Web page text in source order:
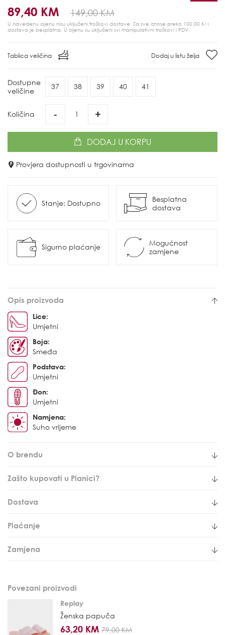
89,40 KM 149,00 KM
U navedenu cijenu nisu uključeni troškovi dostave. Za sve iznose preko 100,00 KM
dostava je besplatna. U cijenu su uključeni svi manipulativni troškovi i PDV.
Tablica veličina Dodaj u listu želja
Dostupne
veličine
37 38 39 40 41
Količina - +
DODAJ U KORPU
Provjera dostupnosti u trgovinama
Stanje: Dostupno
Besplatna
dostava
Sigurno plaćanje
Mogućnost
zamjene
Opis proizvoda
Lice:
Umjetni
Boja:
Smeđa
Podstava:
Umjetni
Đon:
Umjetni
Namjena:
Suho vrijeme
O brendu
Zašto kupovati u Planici?
Dostava
Plaćanje
Zamjena
Povezani proizvodi
Replay
Ženska papuča
63,20 KM 79,00 KM